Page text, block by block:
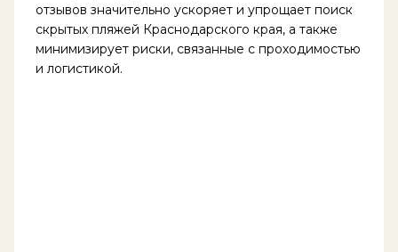
отзывов значительно ускоряет и упрощает поиск
скрытых пляжей Краснодарского края, а также
минимизирует риски, связанные с проходимостью
и логистикой.